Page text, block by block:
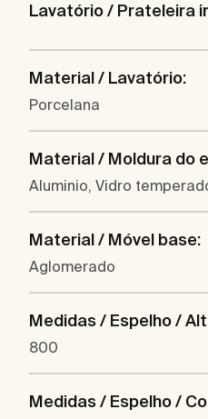
Lavatório / Prateleira
Material / Lavatório:
Porcelana
Material / Moldura do
Aluminio, Vidro
Material / Móvel base:
Aglomerado
Medidas / Espelho /
800
Medidas / Espelho /